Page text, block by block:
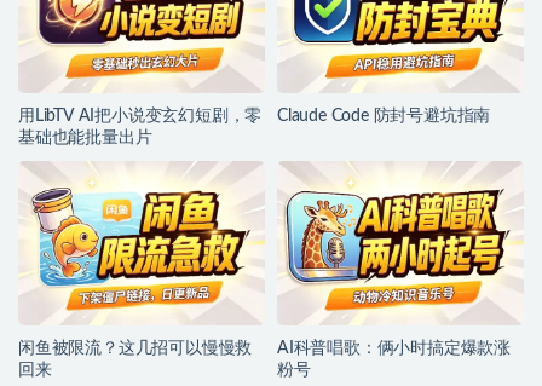
用LibTV AI把小说变玄幻短剧，零
基础也能批量出片
Claude Code 防封号避坑指南
闲鱼被限流？这几招可以慢慢救
回来
AI科普唱歌：俩小时搞定爆款涨
粉号